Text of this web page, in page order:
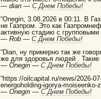
—dian —C Днем Победы!
“Onegin, 3.08.2026 в 00:11. В
не Газпром. Это как
активную стадию с
—Rob —C Днем Победы!
“Dian, ну примерно так же
же для здоровья людей .
—Onegin —C Днем Победы!
“https://oilcapital.ru/news/2026-
energoholding-igorya-
—Onegin —C Днем Победы!